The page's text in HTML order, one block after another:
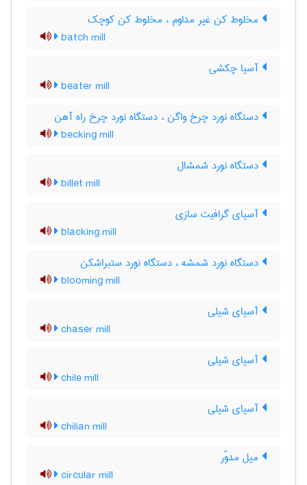
مخلوط کن غیر مداوم ، مخلوط کن کوچک
batch mill
آسیا چکشی
beater mill
دستگاه نورد چرخ واگن ، دستگاه نورد چرخ راه آهن
becking mill
دستگاه نورد شمشال
billet mill
آسیای گرافیت سازی
blacking mill
دستگاه نورد شمشه ، دستگاه نورد ستبراشکن
blooming mill
آسیای شیلی
chaser mill
آسیای شیلی
chile mill
آسیای شیلی
chilian mill
میل مدوّر
circular mill